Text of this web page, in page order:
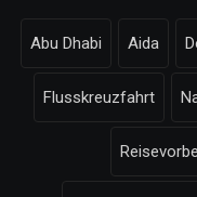
Abu Dhabi Aida
Flusskreuzfahrt